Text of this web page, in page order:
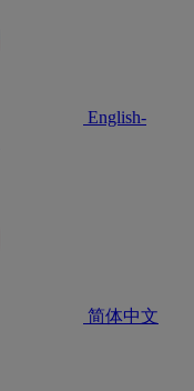
English-
简体中文